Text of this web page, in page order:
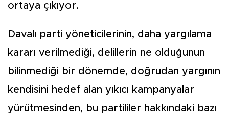
ortaya çıkıyor.
Davalı parti yöneticilerinin, daha yargılama
kararı verilmediği, delillerin ne olduğunun
bilinmediği bir dönemde, doğrudan yargının
kendisini hedef alan yıkıcı kampanyalar
yürütmesinden, bu partililer hakkındaki bazı